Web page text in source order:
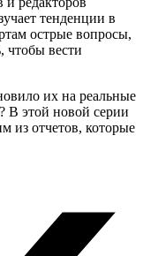
тенденции в
острые вопросы,
чтобы вести
их на реальные
В этой новой серии
из отчетов, которые